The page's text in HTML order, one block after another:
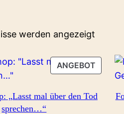
werden angezeigt
ANGEBOT
IM
„Lasst mal über den Tod
sprechen…“